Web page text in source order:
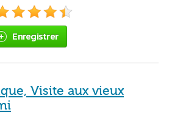
Enregistrer
Visite aux vieux